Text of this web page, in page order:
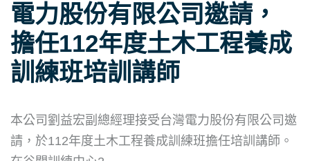
電力股份有限公司邀請，
擔任112年度土木工程養成
訓練班培訓講師
本公司劉益宏副總經理接受台灣電力股份有限公司邀
請，於112年度土木工程養成訓練班擔任培訓講師。